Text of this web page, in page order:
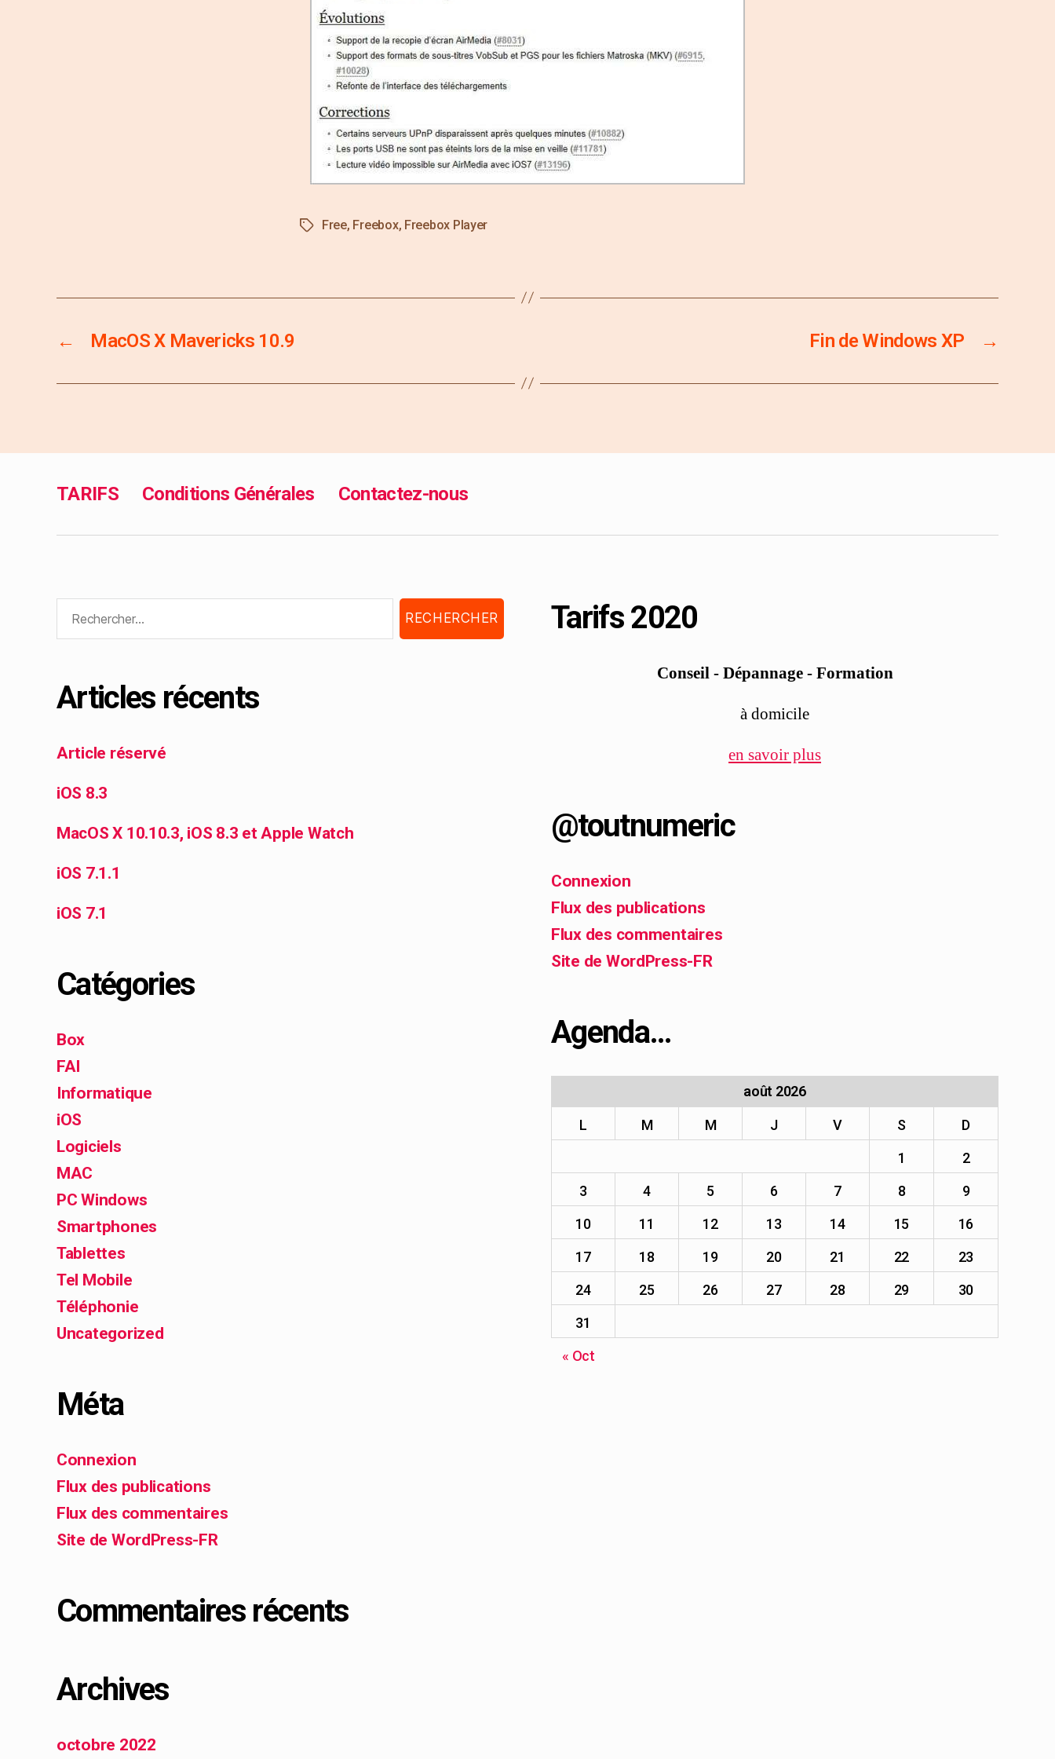
Free, Freebox, Freebox Player
← MacOS X Mavericks 10.9 →
Fin de Windows XP
TARIFS Conditions Générales Contactez-nous
Articles récents
Article réservé
iOS 8.3
MacOS X 10.10.3, iOS 8.3 et Apple Watch
iOS 7.1.1
iOS 7.1
Catégories
Box
FAI
Informatique
iOS
Logiciels
MAC
PC Windows
Smartphones
Tablettes
Tel Mobile
Téléphonie
Uncategorized
Méta
Connexion
Flux des publications
Flux des commentaires
Site de WordPress-FR
Commentaires récents
Archives
octobre 2022
Tarifs 2020
Conseil - Dépannage - Formation
à domicile
en savoir plus
@toutnumeric
Connexion
Flux des publications
Flux des commentaires
Site de WordPress-FR
Agenda…
août 2026
L M M J V S
D
1
2
3
4 5 6 7 8
9
10
11 12 13 14 15
16
17
18 19 20 21 22
23
24
25 26 27 28 29
30
31
« Oct